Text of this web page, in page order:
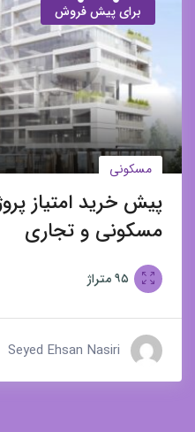
برای پیش فروش
مسکونی
پیش خرید امتیاز
مسکونی و تجاری
۹۵متراژ
Seyed Ehsan Nasiri